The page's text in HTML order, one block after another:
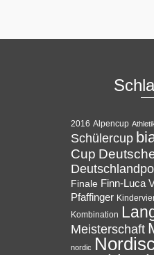
2016 Alpencup
Schülercup
Cup
Finale Finn-Luca
Pfaffinger
Kombination
Meisterschaft
nordic